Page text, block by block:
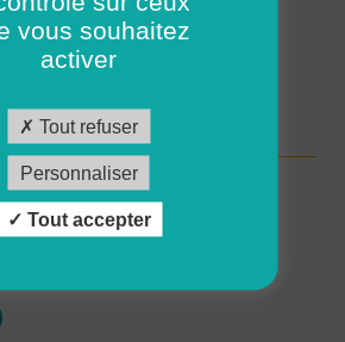
(H/F)
vous souhaitez
activer
Tout refuser
Personnaliser
Tout accepter